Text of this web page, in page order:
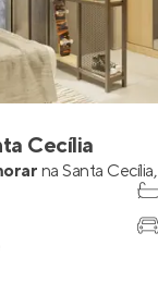
Cecília
na Santa Cecília,